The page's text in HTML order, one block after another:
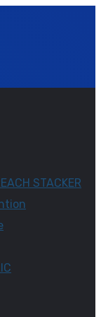
STACKER